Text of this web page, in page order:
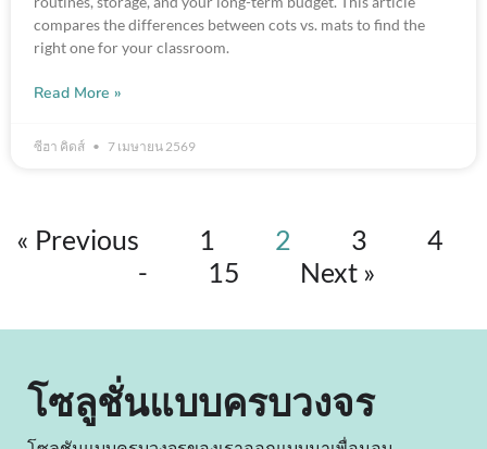
compares the differences between cots vs. mats to find the
right one for your classroom.
Read More »
ซีฮา คิดส์ 7 เมษายน 2569
« Previous 1 2 3
4
-
15 Next »
โซลูชั่นแบบครบวงจร